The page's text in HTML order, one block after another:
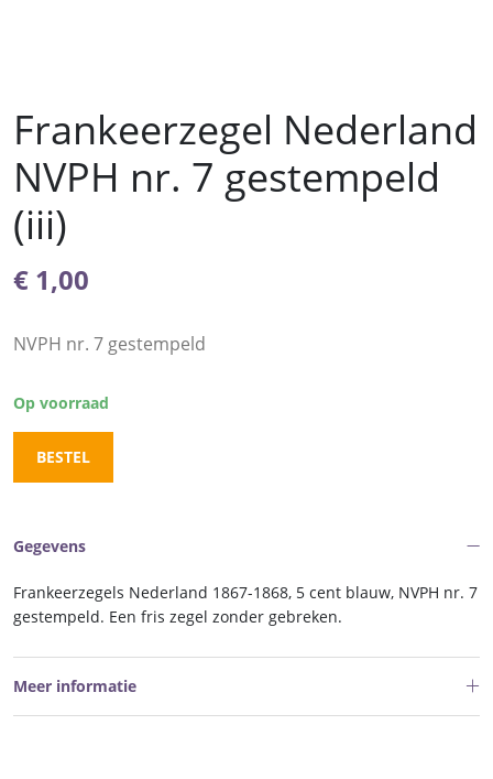
Frankeerzegel Nederland
NVPH nr. 7 gestempeld
(iii)
€ 1,00
NVPH nr. 7 gestempeld
Op voorraad
BESTEL
Gegevens
Frankeerzegels Nederland 1867-1868, 5 cent blauw, NVPH nr. 7
gestempeld. Een fris zegel zonder gebreken.
Meer informatie